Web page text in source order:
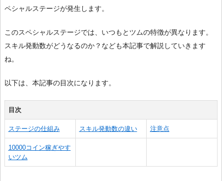
ペシャルステージが発生します。
このスペシャルステージでは、いつもとツムの特徴が異なります。
スキル発動数がどうなるのか？なども本記事で解説していきます
ね。
以下は、本記事の目次になります。
目次
ステージの仕組み スキル発動数の違い 注意点
10000コイン稼ぎやす
いツム